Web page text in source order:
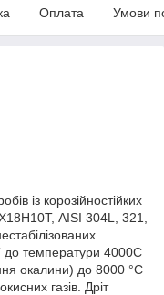
Оплата Умови
із корозійностійких
AISI 304L, 321,
до температури 4000С
окалини) до 8000 °C
газів. Дріт